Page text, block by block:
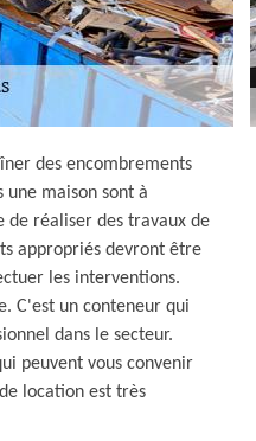
des encombrements
une maison sont à
de réaliser des travaux de
appropriés devront être
les interventions.
C'est un conteneur qui
dans le secteur.
peuvent vous convenir
location est très